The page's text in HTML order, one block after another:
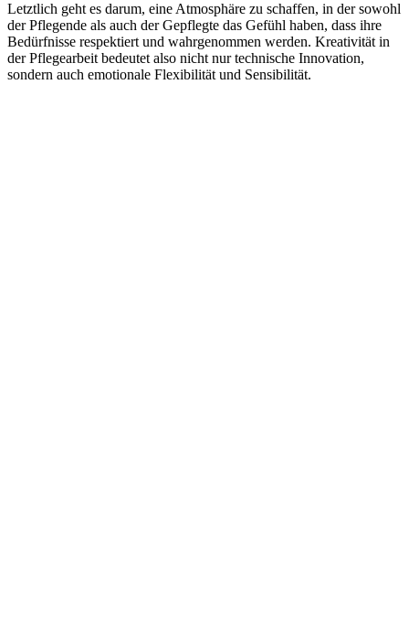
Letztlich geht es darum, eine Atmosphäre zu schaffen, in der sowohl
der Pflegende als auch der Gepflegte das Gefühl haben, dass ihre
Bedürfnisse respektiert und wahrgenommen werden. Kreativität in
der Pflegearbeit bedeutet also nicht nur technische Innovation,
sondern auch emotionale Flexibilität und Sensibilität.